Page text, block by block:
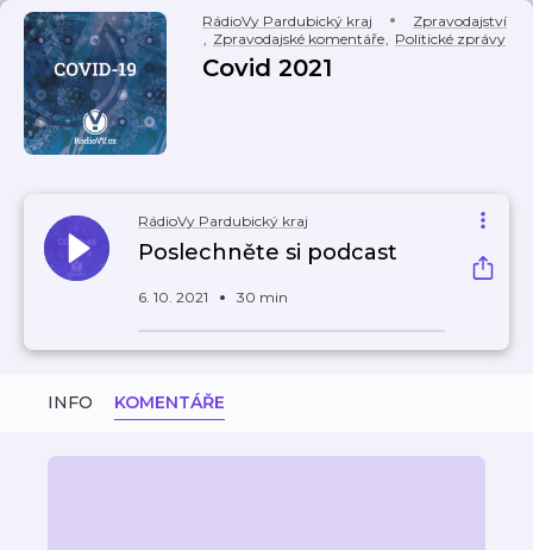
RádioVy Pardubický kraj
Zpravodajství
, Zpravodajské komentáře, Politické zprávy
Covid 2021
RádioVy Pardubický kraj
Poslechněte si podcast
6. 10. 2021 30 min
INFO KOMENTÁŘE